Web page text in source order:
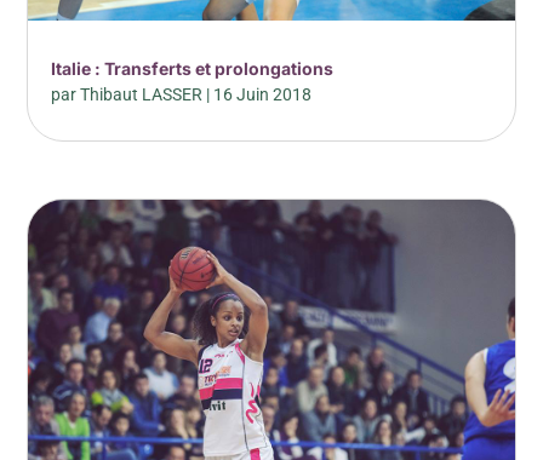
Italie : Transferts et prolongations
parThibaut LASSER | 16 Juin 2018